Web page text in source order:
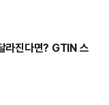
라진다면? GTIN 스